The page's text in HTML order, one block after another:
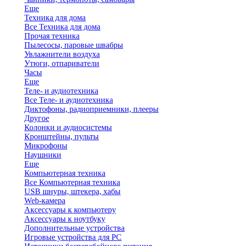
Еще
Техника для дома
Все Техника для дома
Прочая техника
Пылесосы, паровые швабры
Увлажнители воздуха
Утюги, отпариватели
Часы
Еще
Теле- и аудиотехника
Все Теле- и аудиотехника
Диктофоны, радиоприемники, плееры
Другое
Колонки и аудиосистемы
Кронштейны, пульты
Микрофоны
Наушники
Еще
Компьютерная техника
Все Компьютерная техника
USB шнуры, штекера, хабы
Web-камера
Аксессуары к компьютеру
Аксессуары к ноутбуку
Дополнительные устройства
Игровые устройства для PC